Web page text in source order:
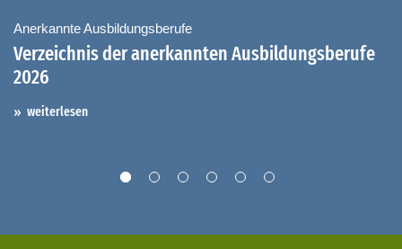
Anerkannte Ausbildungsberufe
Verzeichnis der anerkannten Ausbildungsberufe
2026
weiterlesen